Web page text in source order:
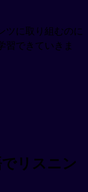
ツに取り組むのに
習できていきま
リスニン